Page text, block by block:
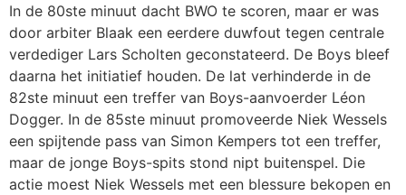
In de 80ste minuut dacht BWO te scoren, maar er was
door arbiter Blaak een eerdere duwfout tegen centrale
verdediger Lars Scholten geconstateerd. De Boys bleef
daarna het initiatief houden. De lat verhinderde in de
82ste minuut een treffer van Boys-aanvoerder Léon
Dogger. In de 85ste minuut promoveerde Niek Wessels
een spijtende pass van Simon Kempers tot een treffer,
maar de jonge Boys-spits stond nipt buitenspel. Die
actie moest Niek Wessels met een blessure bekopen en